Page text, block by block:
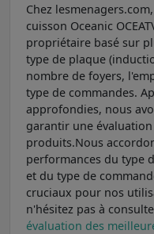
Chez
cuisson Oceanic
propriétaire basé sur
type de plaque
nombre de foyers,
type de commandes.
approfondies, nous
garantir une
produits.Nous
performances du type
et du type de
cruciaux pour nos
n'hésitez pas à
évaluation des